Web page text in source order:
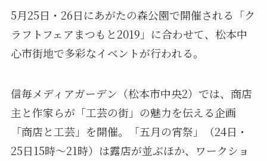
5月25日・26日にあがたの森公園で開催される「ク
ラフトフェアまつもと2019」に合わせて、松本中
心市街地で多彩なイベントが行われる。
信毎メディアガーデン（松本市中央2）では、商店
主と作家らが「工芸の街」の魅力を伝える企画
「商店と工芸」を開催。「五月の宵祭」（24日・
25日15時～21時）は露店が並ぶほか、ワークショ